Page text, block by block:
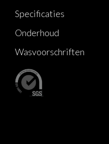
Specificaties
Onderhoud
Wasvoorschriften